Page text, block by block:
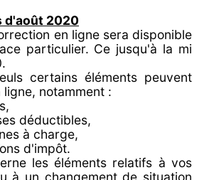
d'août 2020
en ligne sera disponible
particulier. Ce jusqu'à la mi
certains éléments peuvent
notamment :
déductibles,
à charge,
d'impôt.
les éléments relatifs à vos
à un changement de situation